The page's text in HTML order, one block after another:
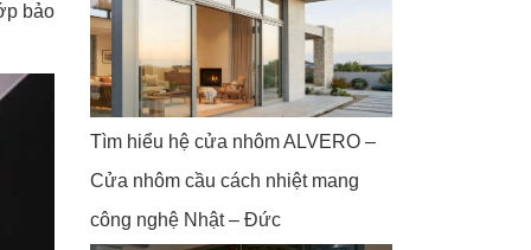
bảo
Tìm hiểu hệ cửa nhôm ALVERO –
Cửa nhôm cầu cách nhiệt mang
công nghệ Nhật – Đức